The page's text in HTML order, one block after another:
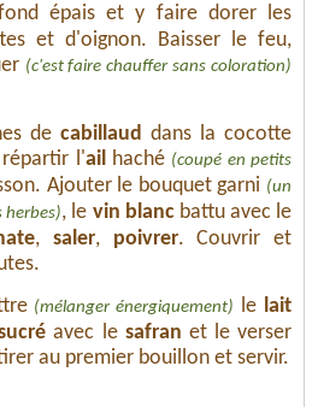
épais et y faire dorer les
et d'oignon. Baisser le feu,
(c'est faire chauffer sans coloration)
de cabillaud dans la cocotte
répartir l'ail haché (coupé en petits
Ajouter le bouquet garni (un
herbes), le vin blancbattu avec le
,saler, poivrer. Couvrir et
(mélanger énergiquement) le lait
avec le safran et le verser
au premier bouillon et servir.